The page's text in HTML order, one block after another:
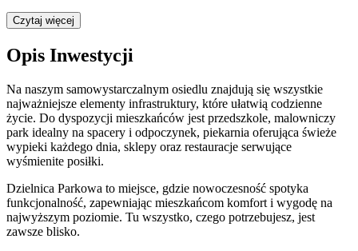
Czytaj więcej
Opis Inwestycji
Na naszym samowystarczalnym osiedlu znajdują się wszystkie
najważniejsze elementy infrastruktury, które ułatwią codzienne
życie. Do dyspozycji mieszkańców jest przedszkole, malowniczy
park idealny na spacery i odpoczynek, piekarnia oferująca świeże
wypieki każdego dnia, sklepy oraz restauracje serwujące
wyśmienite posiłki.
Dzielnica Parkowa to miejsce, gdzie nowoczesność spotyka
funkcjonalność, zapewniając mieszkańcom komfort i wygodę na
najwyższym poziomie. Tu wszystko, czego potrzebujesz, jest
zawsze blisko.